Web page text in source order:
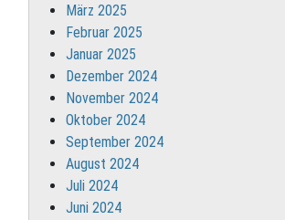
März 2025
Februar 2025
Januar 2025
Dezember 2024
November 2024
Oktober 2024
September 2024
August 2024
Juli 2024
Juni 2024